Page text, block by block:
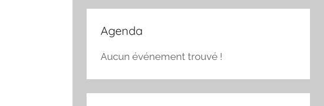
Agenda
Aucun événement trouvé !